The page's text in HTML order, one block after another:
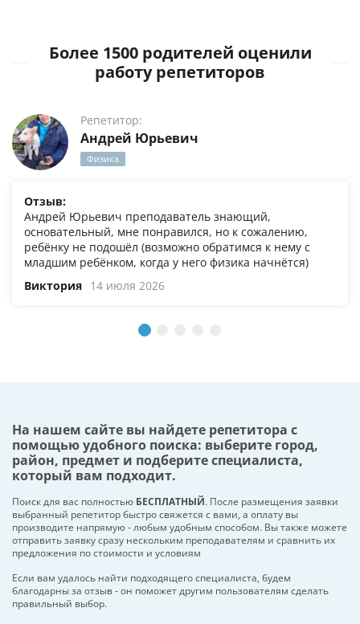
Более 1500 родителей оценили
работу репетиторов
Репетитор:
Андрей Юрьевич
Физика
Отзыв:
Андрей Юрьевич преподаватель знающий,
основательный, мне понравился, но к сожалению,
ребёнку не подошёл (возможно обратимся к нему с
младшим ребёнком, когда у него физика начнётся)
Виктория 14 июля 2026
На нашем сайте вы найдете репетитора с
помощью удобного поиска: выберите город,
район, предмет и подберите специалиста,
который вам подходит.
Поиск для вас полностью БЕСПЛАТНЫЙ. После размещения заявки
выбранный репетитор быстро свяжется с вами, а оплату вы
производите напрямую - любым удобным способом. Вы также можете
отправить заявку сразу нескольким преподавателям и сравнить их
предложения по стоимости и условиям
Если вам удалось найти подходящего специалиста, будем
благодарны за отзыв - он поможет другим пользователям сделать
правильный выбор.